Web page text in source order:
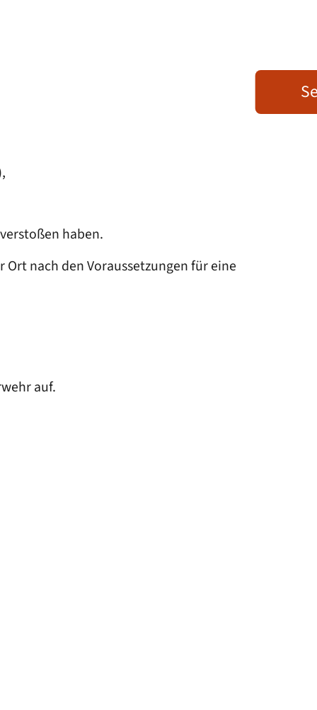
,
haben.
nach den Voraussetzungen für eine
auf.